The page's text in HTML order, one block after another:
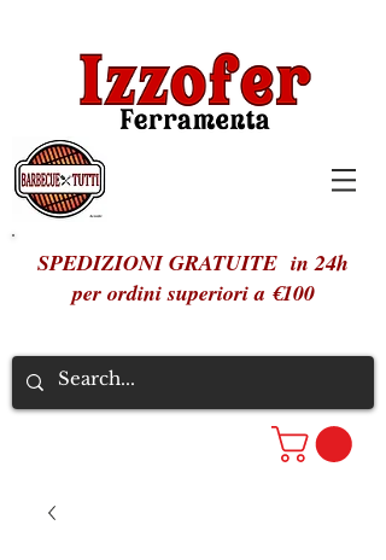
SPEDIZIONI GRATUITE in 24h
per ordini superiori a €100